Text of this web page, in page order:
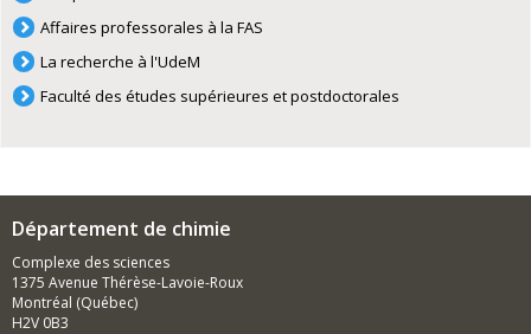
Affaires professorales à la FAS
La recherche à l'UdeM
Faculté des études supérieures et postdoctorales
Département de chimie
Complexe des sciences
1375 Avenue Thérèse-Lavoie-Roux
Montréal (Québec)
H2V 0B3